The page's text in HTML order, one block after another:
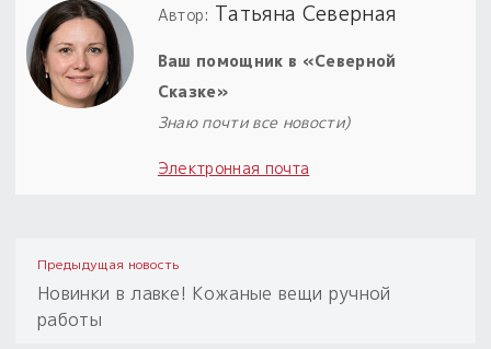
Автор: Татьяна Северная
Ваш помощник в «Северной
Сказке»
Знаю почти все новости)
Электронная почта
Предыдущая новость
Новинки в лавке! Кожаные вещи ручной
работы